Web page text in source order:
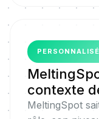
PERSONNALISÉ
contexte
MeltingSpot